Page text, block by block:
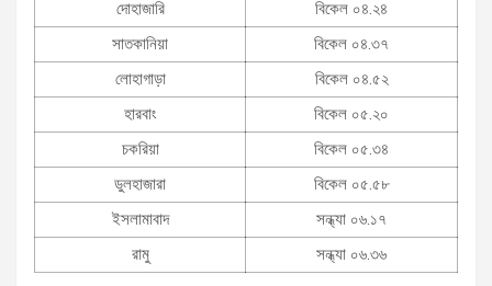
দোহাজারি
বিকেল ০৪.২৪
সাতকানিয়া
বিকেল ০৪.৩৭
লোহাগাড়া
বিকেল ০৪.৫২
হারবাং
বিকেল ০৫.২০
চকরিয়া
বিকেল ০৫.৩৪
ডুলহাজারা
বিকেল ০৫.৫৮
ইসলামাবাদ
সন্ধ্যা ০৬.১৭
রামু
সন্ধ্যা ০৬.৩৬